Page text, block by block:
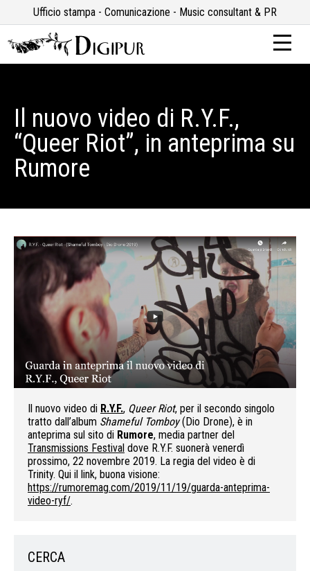
Ufficio stampa - Comunicazione - Music consultant & PR
Il nuovo video di R.Y.F.,
“Queer Riot”, in anteprima su
Rumore
Il nuovo video di R.Y.F., Queer Riot, per il secondo singolo
tratto dall’album Shameful Tomboy(Dio Drone), è in
anteprima sul sito di Rumore, media partner del
Transmissions Festival dove R.Y.F. suonerà venerdì
prossimo, 22 novembre 2019. La regia del video è di
Trinity. Qui il link, buona visione:
https://rumoremag.com/2019/11/19/guarda-anteprima-
video-ryf/.
CERCA